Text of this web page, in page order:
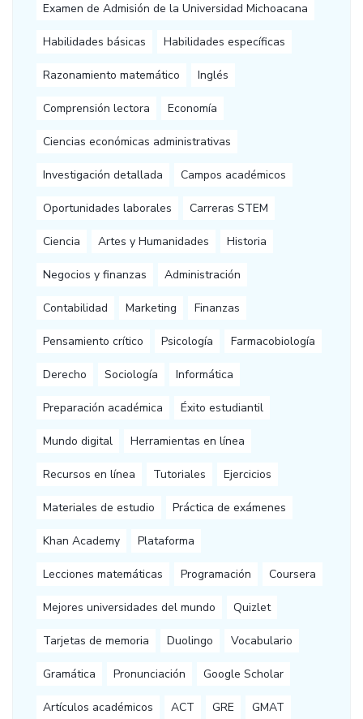
Examen de Admisión de la Universidad Michoacana
Habilidades básicas Habilidades específicas
Razonamiento matemático Inglés
Comprensión lectora Economía
Ciencias económicas administrativas
Investigación detallada Campos académicos
Oportunidades laborales Carreras STEM
Ciencia Artes y Humanidades Historia
Negocios y finanzas Administración
Contabilidad Marketing Finanzas
Pensamiento crítico Psicología Farmacobiología
Derecho Sociología Informática
Preparación académica Éxito estudiantil
Mundo digital Herramientas en línea
Recursos en línea Tutoriales Ejercicios
Materiales de estudio Práctica de exámenes
Khan Academy Plataforma
Lecciones matemáticas Programación Coursera
Mejores universidades del mundo Quizlet
Tarjetas de memoria Duolingo Vocabulario
Gramática Pronunciación Google Scholar
Artículos académicos ACT GRE GMAT